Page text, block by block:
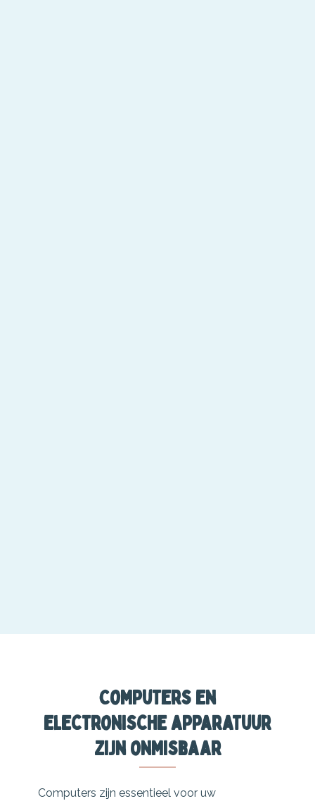
Computers en
electronische apparatuur
zijn onmisbaar
Computers zijn essentieel voor uw